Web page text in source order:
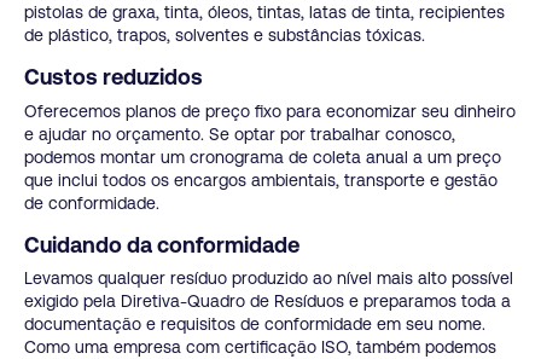
pistolas de graxa, tinta, óleos, tintas, latas de tinta, recipientes
de plástico, trapos, solventes e substâncias tóxicas.
Custos reduzidos
Oferecemos planos de preço fixo para economizar seu dinheiro
e ajudar no orçamento. Se optar por trabalhar conosco,
podemos montar um cronograma de coleta anual a um preço
que inclui todos os encargos ambientais, transporte e gestão
de conformidade.
Cuidando da conformidade
Levamos qualquer resíduo produzido ao nível mais alto possível
exigido pela Diretiva-Quadro de Resíduos e preparamos toda a
documentação e requisitos de conformidade em seu nome.
Como uma empresa com certificação ISO, também podemos